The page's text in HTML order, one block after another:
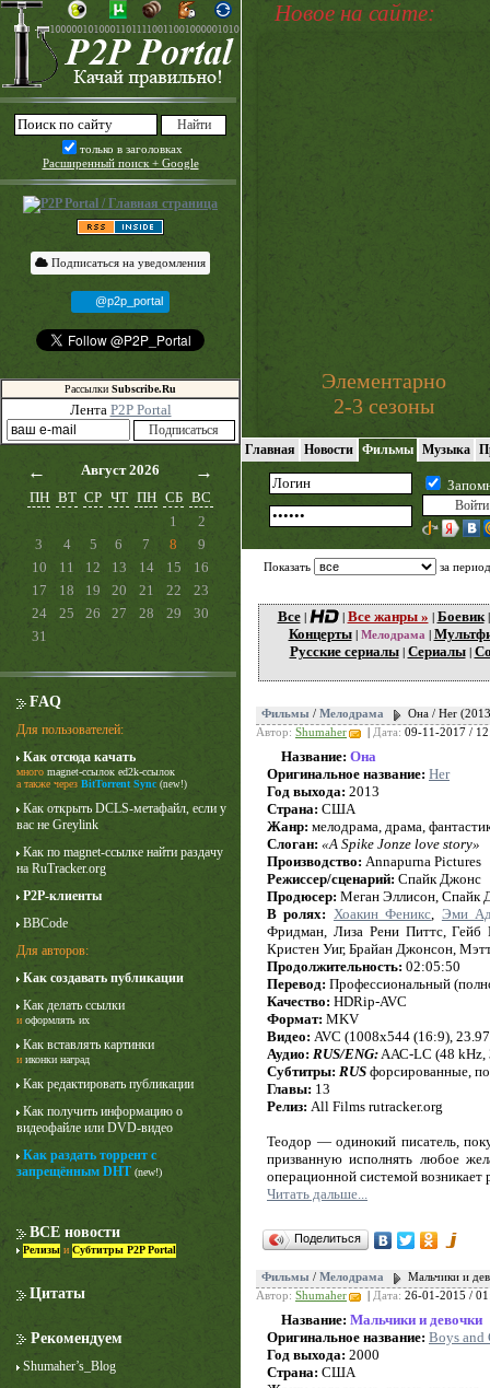
только в заголовках
Расширенный поиск + Google
Подписаться на уведомления
@p2p_portal
Рассылки Subscribe.Ru
Лента P2P Portal
← Август 2026 →
ПН ВТ СР ЧТ ПН СБ ВС
1
2
3
4 5 6 7 8
9
10
11 12 13 14 15
16
17
18 19 20 21 22
23
24
25 26 27 28 29
30
31
FAQ
Для пользователей:
Как отсюда качать
много magnet-ссылок ed2k-ссылок
а также через BitTorrent Sync (new!)
Как открыть DCLS-метафайл, если у
вас не Greylink
Как по magnet-ссылке найти раздачу
на RuTracker.org
P2P-клиенты
BBCode
Для авторов:
Как создавать публикации
Как делать ссылки
и оформлять их
Как вставлять картинки
и иконки наград
Как редактировать публикации
Как получить информацию о
видеофайле или DVD-видео
Как раздать торрент с
запрещённым DHT (new!)
ВСЕ новости
Релизы и Субтитры P2P Portal
Цитаты
Рекомендуем
Shumaher’s_Blog
Новое на сайте:
Элементарно
2-3 сезоны
Карточный домик
3 сезон
Лучше звоните Солу
1 сезон
Главная Новости Фильмы Музыка
Показать за
Все| | Все жанры » Боевик
Концерты| Мелодрама
Русские сериалы| Сериалы|
Фильмы / Мелодрама
Она / Her
Автор: Shumaher Дата: 09-11-2017 /
Название: Она
Оригинальное название: Her
Год выхода: 2013
Страна: США
Жанр: мелодрама, драма,
Слоган: «A Spike Jonze love story»
Производство: Annapurna Pictures
Режиссер/сценарий: Спайк Джонс
Продюсер: Меган Эллисон, Спайк
В ролях: Хоакин Феникс, Эми
Фридман, Лиза Рени Питтс, Гейб
Кристен Уиг, Брайан Джонсон,
Продолжительность: 02:05:50
Перевод: Профессиональный
Качество: HDRip-AVC
Формат: MKV
Видео: AVC (1008x544 (16:9),
Аудио: RUS/ENG:AАС-LC (48 kHz,
Субтитры: RUS форсированные,
Главы: 13
Релиз: All Films rutracker.org
Теодор — одинокий писатель,
призванную исполнять любое
операционной системой возникает
Читать дальше...
Поделиться
Фильмы / Мелодрама
Мальчики и
Автор: Shumaher Дата: 26-01-2015 /
Название: Мальчики и девочки
Оригинальное название: Boys and
Год выхода: 2000
Страна: США